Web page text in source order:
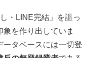
・LINE完結」を謳っ
を作り出していま
タベースには一切登